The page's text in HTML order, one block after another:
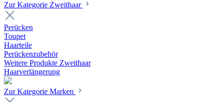
Zur Kategorie Zweithaar
Perücken
Toupet
Haarteile
Perückenzubehör
Weitere Produkte Zweithaar
Haarverlängerung
Zur Kategorie Marken